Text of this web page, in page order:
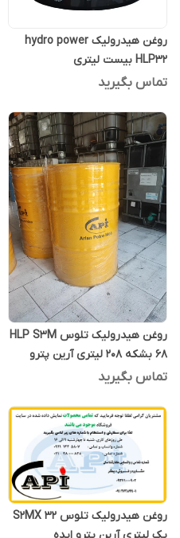
روغن هیدرولیک hydro power
HLP32 بیست لیتری
تماس بگیرید
روغن هیدرولیک تلوس HLP S3M
68 بشکه 208 لیتری آرین پترو
ایده
تماس بگیرید
روغن هیدرولیک تلوس S2MX 32